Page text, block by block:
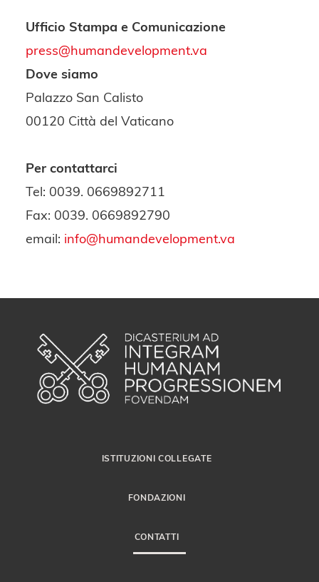
Ufficio Stampa e Comunicazione
press@humandevelopment.va
Dove siamo
Palazzo San Calisto
00120 Città del Vaticano
Per contattarci
Tel: 0039. 0669892711
Fax: 0039. 0669892790
email: info@humandevelopment.va
ISTITUZIONI COLLEGATE
FONDAZIONI
CONTATTI